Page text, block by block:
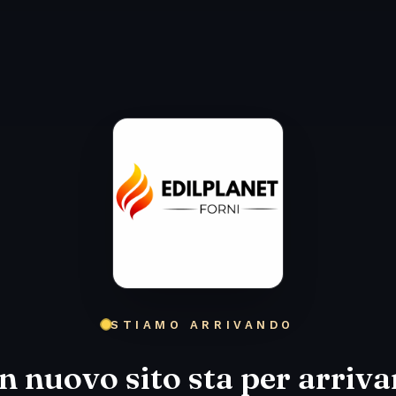
STIAMO ARRIVANDO
nuovo sito sta per